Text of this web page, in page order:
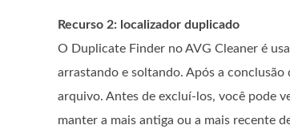
Recurso 2: localizador duplicado
O Duplicate Finder no AVG Cleaner é
arrastando e soltando. Após a
arquivo. Antes de excluí-los, você pode
manter a mais antiga ou a mais recente